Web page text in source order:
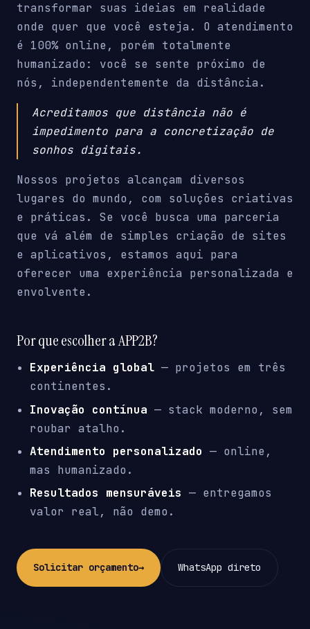
transformar suas ideias em realidade
onde quer que você esteja. O atendimento
é 100% online, porém totalmente
humanizado: você se sente próximo de
nós, independentemente da distância.
Acreditamos que distância não é
impedimento para a concretização de
sonhos digitais.
Nossos projetos alcançam diversos
lugares do mundo, com soluções criativas
e práticas. Se você busca uma parceria
que vá além de simples criação de sites
e aplicativos, estamos aqui para
oferecer uma experiência personalizada e
envolvente.
Por que escolher a APP2B?
Experiência global — projetos em três
continentes.
Inovação contínua — stack moderno, sem
roubar atalho.
Atendimento personalizado — online,
mas humanizado.
Resultados mensuráveis — entregamos
valor real, não demo.
Solicitar orçamento→ WhatsApp direto